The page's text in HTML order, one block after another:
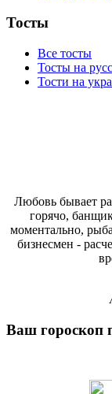
Тосты
Все тосты
Тосты на
Тости на
Любовь бывает
горячо,
моментально,
бизнесмен -
Ваш гороскоп